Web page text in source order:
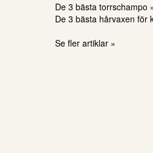
De 3 bästa torrschampo
De 3 bästa hårvaxen för
Se fler artiklar »